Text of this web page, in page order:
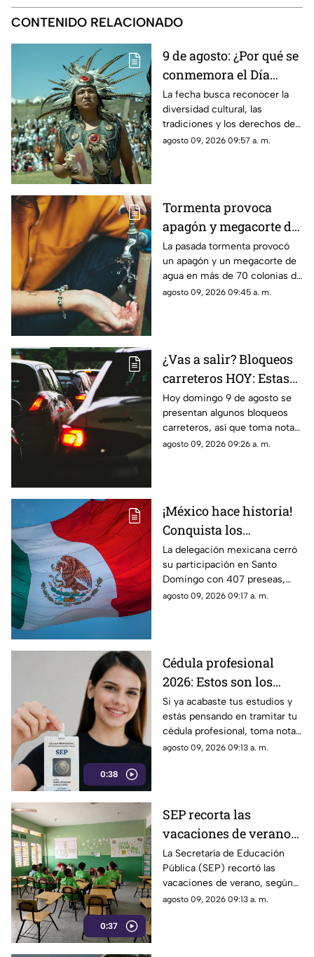
CONTENIDO RELACIONADO
9 de agosto: ¿Por qué se
conmemora el Día
Internacional de los
Pueblos Indígenas?
La fecha busca reconocer la
diversidad cultural, las
tradiciones y los derechos de
los pueblos indígenas
agosto 09, 2026 09:57 a. m.
Tormenta provoca
apagón y megacorte de
agua en más 70
colonias de Jalisco:
Lista y zonas afectadas
La pasada tormenta provocó
un apagón y un megacorte de
agua en más de 70 colonias de
Jalisco. Conoce la lista
agosto 09, 2026 09:45 a. m.
¿Vas a salir? Bloqueos
carreteros HOY: Estas
son las autopistas
cerradas en México
Hoy domingo 9 de agosto se
presentan algunos bloqueos
carreteros, así que toma nota
de cuáles son las autopistas
agosto 09, 2026 09:26 a. m.
¡México hace historia!
Conquista los
Centroamericanos 2026
con récord de medallas
La delegación mexicana cerró
su participación en Santo
Domingo con 407 preseas,
mientras Jalisco aportó 110
agosto 09, 2026 09:17 a. m.
0:38
Cédula profesional
2026: Estos son los
precios actualizados
según tu grado
académico
Si ya acabaste tus estudios y
estás pensando en tramitar tu
cédula profesional, toma nota,
ya que la SEP actualizó los
agosto 09, 2026 09:13 a. m.
0:37
SEP recorta las
vacaciones de verano
2026; este día deberán
regresar a clases los
alumnos
La Secretaría de Educación
Pública (SEP) recortó las
vacaciones de verano, según
lo establecido en el calendario
agosto 09, 2026 09:13 a. m.